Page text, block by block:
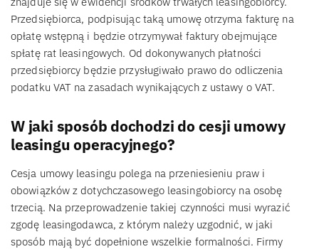
Przedsiębiorca, podpisując taką umowę otrzyma fakturę na
opłatę wstępną i będzie otrzymywał faktury obejmujące
spłatę rat leasingowych. Od dokonywanych płatności
przedsiębiorcy będzie przysługiwało prawo do odliczenia
podatku VAT na zasadach wynikających z ustawy o VAT.
W jaki sposób dochodzi do cesji umowy
leasingu operacyjnego?
Cesja umowy leasingu polega na przeniesieniu praw i
obowiązków z dotychczasowego leasingobiorcy na osobę
trzecią. Na przeprowadzenie takiej czynności musi wyrazić
zgodę leasingodawca, z którym należy uzgodnić, w jaki
sposób mają być dopełnione wszelkie formalności. Firmy